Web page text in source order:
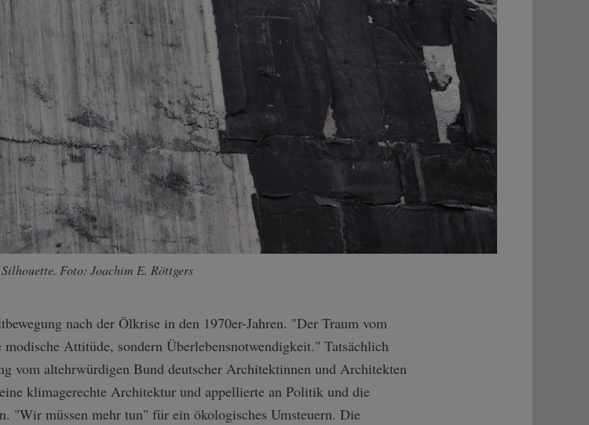
Foto: Joachim E. Röttgers
nach der Ölkrise in den 1970er-Jahren. "Der Traum vom
Attitüde, sondern Überlebensnotwendigkeit." Tatsächlich
vom altehrwürdigen Bund deutscher Architektinnen und Architekten
klimagerechte Architektur und appellierte an Politik und die
"Wir müssen mehr tun" für ein ökologisches Umsteuern. Die